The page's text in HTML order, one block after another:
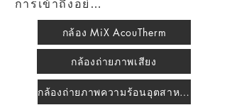
การเข้าถึงอย่างรวดเร็ว
กล้อง MiX AcouTherm
กล้องถ่ายภาพเสียง
กล้องถ่ายภาพความร้อนอุตสาหกรรม